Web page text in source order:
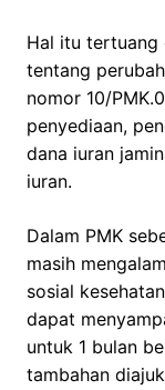
Hal itu tertuang
tentang
nomor 10/
penyediaan,
dana iuran
iuran.
Dalam PMK
masih
sosial
dapat
untuk 1 bulan
tambahan